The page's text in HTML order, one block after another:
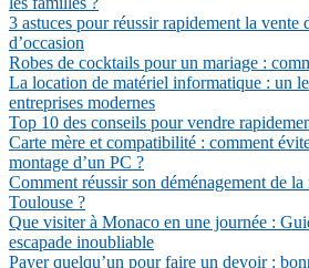
3 astuces pour réussir rapidement la vente
d’occasion
Robes de cocktails pour un mariage :
La location de matériel informatique : un
entreprises modernes
Top 10 des conseils pour vendre
Carte mère et compatibilité : comment
montage d’un PC ?
Comment réussir son déménagement de
Toulouse ?
Que visiter à Monaco en une journée :
escapade inoubliable
Payer quelqu’un pour faire un devoir :